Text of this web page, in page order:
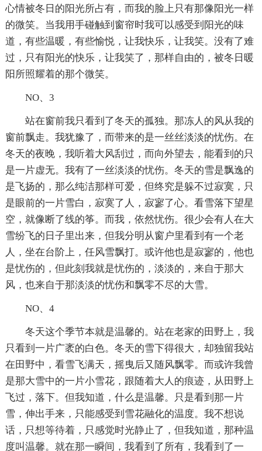
心情被冬日的阳光所占有，而我的脸上只有那像阳光一样
的微笑。当我用手碰触到窗帘时我可以感受到阳光的味
道，有些温暖，有些愉悦，让我快乐，让我笑。没有了难
过，只有阳光的快乐，让我笑了，那样自由的，被冬日暖
阳所照耀着的那个微笑。
NO、3
站在窗前我只看到了冬天的孤独。那冻人的风从我的
窗前飘走。我犹豫了，而带来的是一丝丝淡淡的忧伤。在
冬天的夜晚，我听着大风刮过，而向外望去，能看到的只
是一片虚无。我有了一丝淡淡的忧伤。冬天的雪是飘逸的
是飞扬的，那么纯洁那样可爱，但终究是躲不过寂寞，只
是眼前的一片雪白，寂寞了人，寂寥了心。看雪落下望星
空，就像断了线的筝。而我，依然忧伤。很少会有人在大
雪纷飞的日子里出来，但我分明从窗户里看到有一个老
人，坐在台阶上，任风雪飘打。或许他也是寂寥的，他也
是忧伤的，但此刻我就是忧伤的，淡淡的，来自于那大
风，也来自于那淡淡的忧伤和飘零不尽的大雪。
NO、4
冬天这个季节本就是温馨的。站在老家的田野上，我
只看到一片广袤的白色。冬天的雪下得很大，却独留我站
在田野中，看雪飞满天，摇曳后又随风飘零。而或许我曾
是那大雪中的一片小雪花，跟随着大人的痕迹，从田野上
飞过，落下。但我知道，什么是温馨。只是看到那一片
雪，伸出手来，只能感受到雪花融化的温度。我不想说
话，只想等待着，只感觉时光静止了，但我知道，那种温
度叫温馨。就在那一瞬间，我看到了所有，我看到了一